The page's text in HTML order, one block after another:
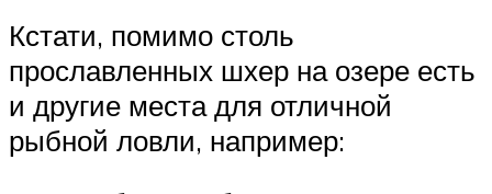
Кстати, помимо столь
прославленных шхер на озере есть
и другие места для отличной
рыбной ловли, например: